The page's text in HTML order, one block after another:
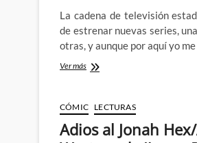
La cadena de televisión
de estrenar nuevas series,
otras, y aunque por aquí yo
Ver másWynonna
se
atreve
CÓMIC LECTURAS
Adios al Jonah